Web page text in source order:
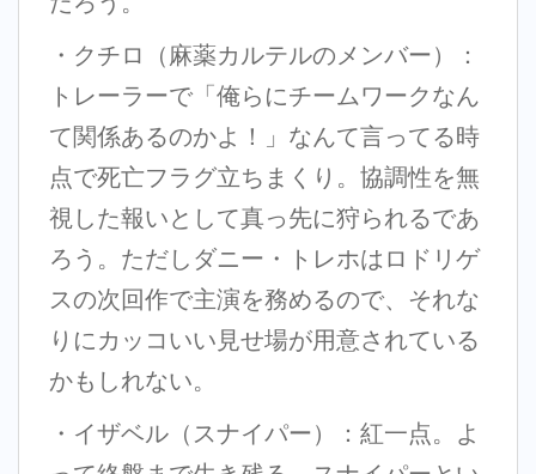
・クチロ（麻薬カルテルのメンバー）：
トレーラーで「俺らにチームワークなん
て関係あるのかよ！」なんて言ってる時
点で死亡フラグ立ちまくり。協調性を無
視した報いとして真っ先に狩られるであ
ろう。ただしダニー・トレホはロドリゲ
スの次回作で主演を務めるので、それな
りにカッコいい見せ場が用意されている
かもしれない。
・イザベル（スナイパー）：紅一点。よ